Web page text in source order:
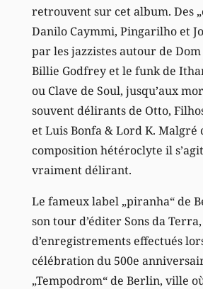
retrouvent sur cet album. Des
Danilo Caymmi, Pingarilho et
par les jazzistes autour de Dom
Billie Godfrey et le funk de
ou Clave de Soul, jusqu’aux
souvent délirants de Otto,
et Luis Bonfa & Lord K. Malgré
composition hétéroclyte il
vraiment délirant.
Le fameux label „piranha“ de
son tour d’éditer Sons da
d’enregistrements effectués
célébration du 500e
„Tempodrom“ de Berlin, ville